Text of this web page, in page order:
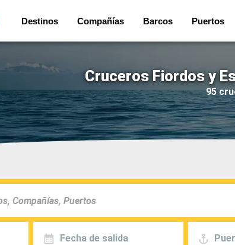
Destinos Compañías Barcos Puertos
Cruceros Fiordos y
95
Fecha de salida